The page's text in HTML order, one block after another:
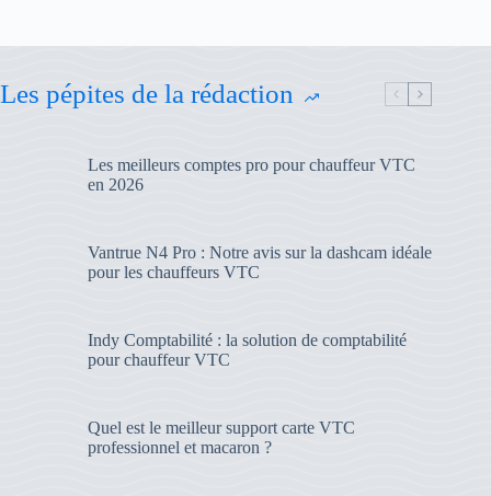
Les pépites de la rédaction
Les meilleurs comptes pro pour chauffeur VTC
en 2026
Vantrue N4 Pro : Notre avis sur la dashcam idéale
pour les chauffeurs VTC
Indy Comptabilité : la solution de comptabilité
pour chauffeur VTC
Quel est le meilleur support carte VTC
professionnel et macaron ?